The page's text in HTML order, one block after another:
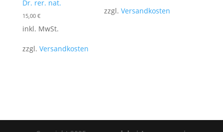
Dr. rer. nat.
15,00 €
inkl. MwSt.
zzgl. Versandkosten
zzgl. Versandkosten